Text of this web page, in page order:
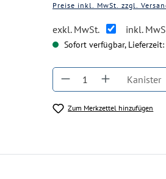
Preise inkl. MwSt. zzgl.
exkl. MwSt. inkl.
Sofort verfügbar,
Produkt Anzahl:
Kanister
Zum Merkzettel hinzufügen